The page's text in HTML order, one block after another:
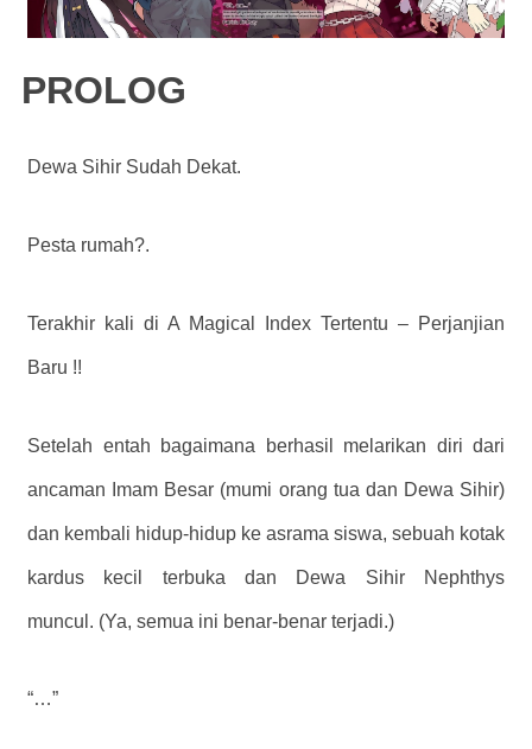
PROLOG
Dewa Sihir Sudah Dekat.
Pesta rumah?.
Terakhir kali di A Magical Index Tertentu – Perjanjian
Baru !!
Setelah entah bagaimana berhasil melarikan diri dari
ancaman Imam Besar (mumi orang tua dan Dewa Sihir)
dan kembali hidup-hidup ke asrama siswa, sebuah kotak
kardus kecil terbuka dan Dewa Sihir Nephthys
muncul. (Ya, semua ini benar-benar terjadi.)
“…”